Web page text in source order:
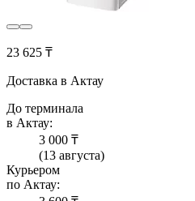
23 625 ₸
Доставка в Актау
До терминала
в Актау:
3 000 ₸
(13 августа)
Курьером
по Актау: